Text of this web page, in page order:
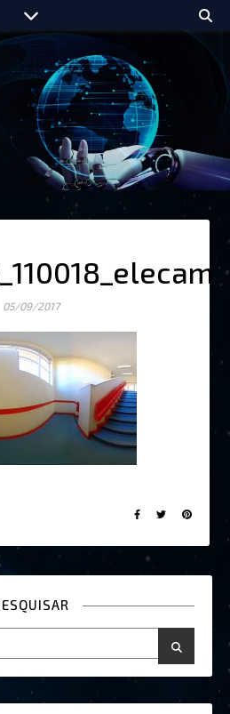
05/09/2017